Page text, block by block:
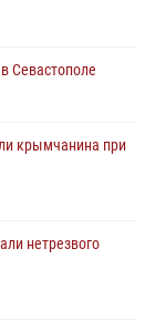
Севастополе
крымчанина при
нетрезвого